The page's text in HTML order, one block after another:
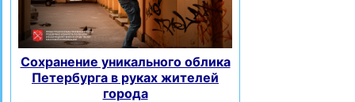
Сохранение уникального облика
Петербурга в руках жителей
города